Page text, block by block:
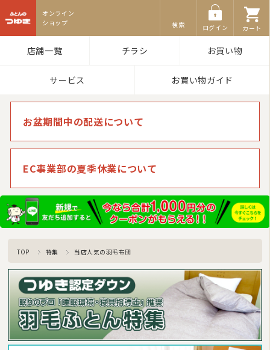
検索 ログイン カート
店舗一覧 チラシ お買い物
サービス お買い物ガイド
お盆期間中の配送について
EC事業部の夏季休業について
TOP 特集 当店人気の羽毛布団